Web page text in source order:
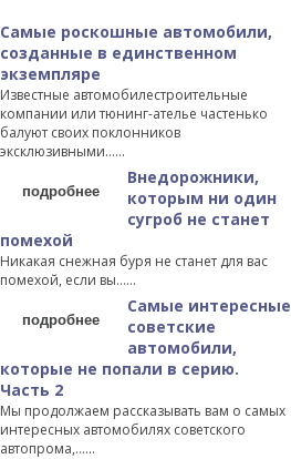
Самые роскошные автомобили,
созданные в единственном
экземпляре
Известные автомобилестроительные
компании или тюнинг-ателье частенько
балуют своих поклонников
эксклюзивными…...
подробнее
Внедорожники,
которым ни один
сугроб не станет
помехой
Никакая снежная буря не станет для вас
помехой, если вы…...
подробнее
Самые интересные
советские
автомобили,
которые не попали в серию.
Часть 2
Мы продолжаем рассказывать вам о самых
интересных автомобилях советского
автопрома,…...